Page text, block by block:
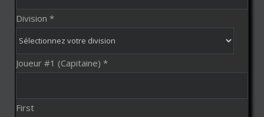
Division *
Joueur #1 (Capitaine) *
First